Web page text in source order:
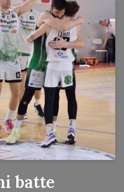
batte